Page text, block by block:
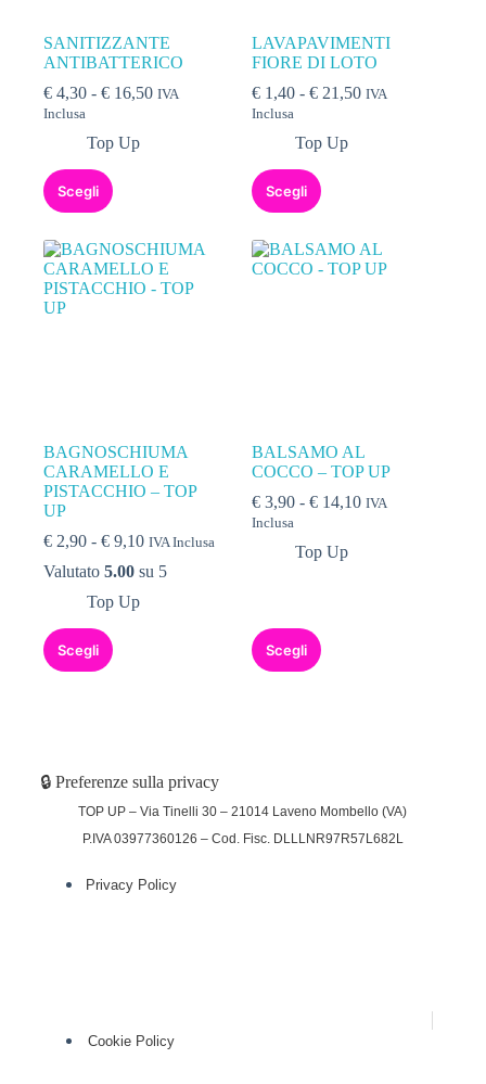
SANITIZZANTE
ANTIBATTERICO
€ 4,30 - € 16,50 IVA
Inclusa
Top Up
Scegli
LAVAPAVIMENTI
FIORE DI LOTO
€ 1,40 - € 21,50 IVA
Inclusa
Top Up
Scegli
BAGNOSCHIUMA
CARAMELLO E
PISTACCHIO – TOP
UP
€ 2,90 - € 9,10 IVA Inclusa
Valutato 5.00 su 5
Top Up
Scegli
BALSAMO AL
COCCO – TOP UP
€ 3,90 - € 14,10 IVA
Inclusa
Top Up
Scegli
🔒 Preferenze sulla privacy
TOP UP – Via Tinelli 30 – 21014 Laveno Mombello (VA)
P.IVA 03977360126 – Cod. Fisc. DLLLNR97R57L682L
Privacy Policy(function (w,d) {var loader = function () {var
Cookie Policy(function (w,d) {var loader = function () {var